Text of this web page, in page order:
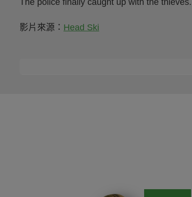
The police finally caught up with the
影片來源： Head Ski